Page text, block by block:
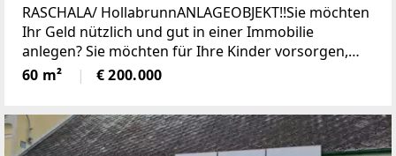
RASCHALA/ HollabrunnANLAGEOBJEKT!!Sie möchten
Ihr Geld nützlich und gut in einer Immobilie
anlegen? Sie möchten für Ihre Kinder vorsorgen,
damit diese in 15 Jahren eine tolle Liegenschaft
übernehmen können?Hier haben Sie
60 m² € 200.000